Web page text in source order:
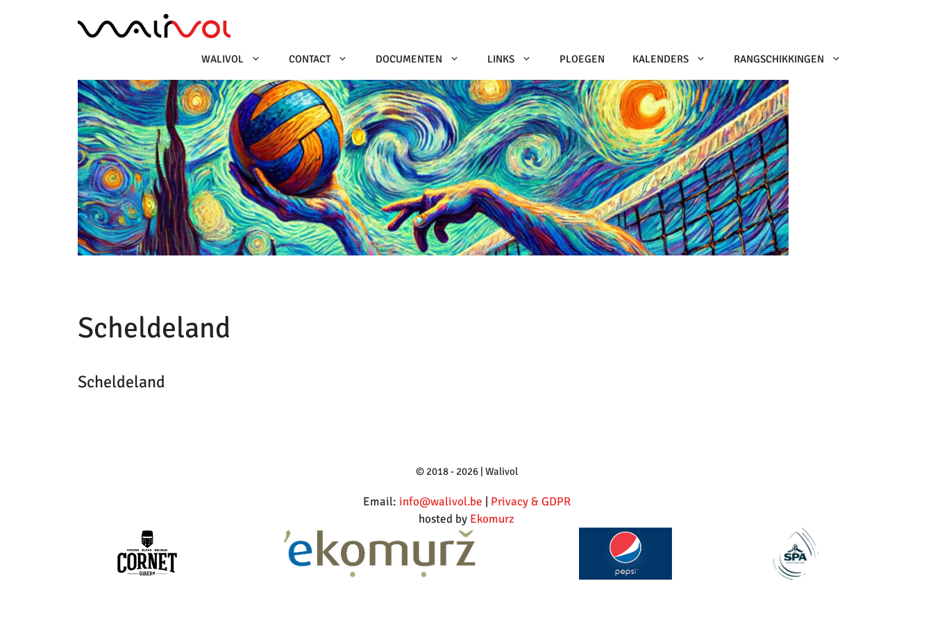
WALIVOL CONTACT DOCUMENTEN LINKS PLOEGEN KALENDERS RANGSCHIKKINGEN
Scheldeland
Scheldeland
Email: info@walivol.be
Privacy & GDPR
hosted by Ekomurz
© 2018 - 2026 | Walivol